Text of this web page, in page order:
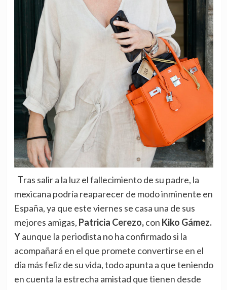
Tras salir a la luz el fallecimiento de su padre, la
mexicana podría reaparecer de modo inminente en
España, ya que este viernes se casa una de sus
mejores amigas, Patricia Cerezo,con Kiko Gámez.
Yaunque la periodista no ha confirmado si la
acompañará en el que promete convertirse en el
día más feliz de su vida, todo apunta a que teniendo
en cuenta la estrecha amistad que tienen desde